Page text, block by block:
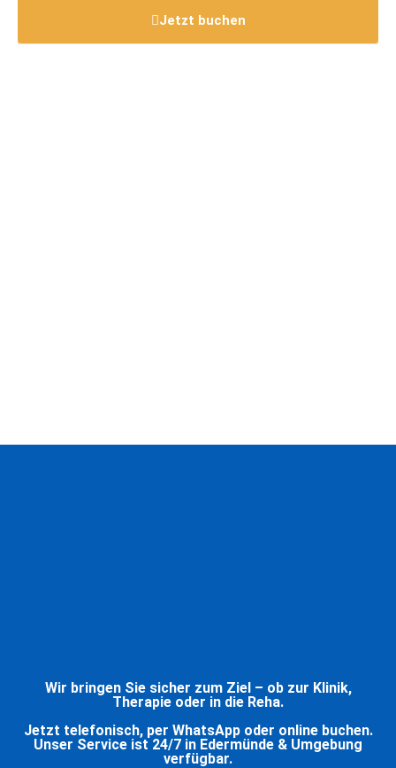
Jetzt buchen
Wir bringen Sie sicher zum Ziel – ob zur Klinik,
Therapie oder in die Reha.
Jetzt telefonisch, per WhatsApp oder online buchen.
Unser Service ist 24/7 in Edermünde & Umgebung
verfügbar.